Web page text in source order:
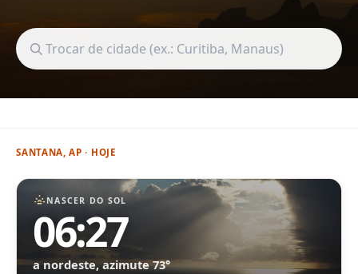
Buscar cidade
SANTANA, AP · HOJE
NASCER DO SOL
06:27
a nordeste, azimute 73°